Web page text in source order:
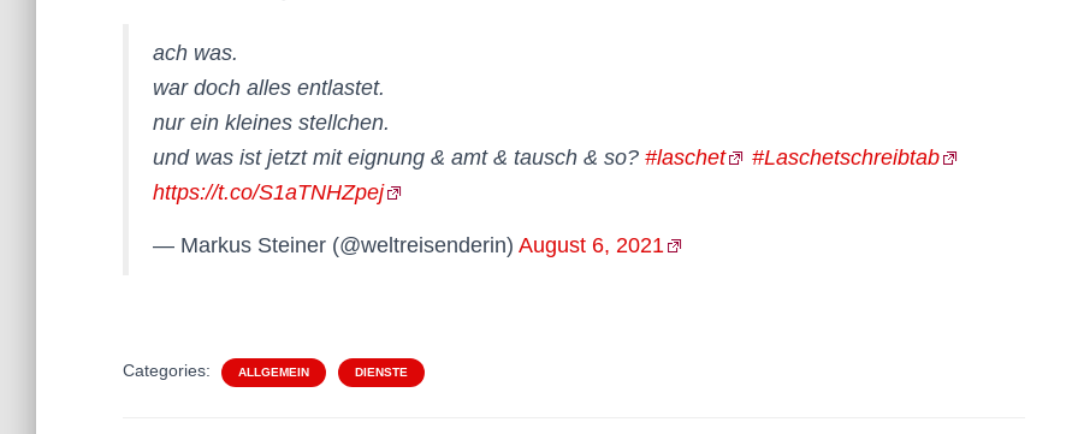
ach was.
war doch alles entlastet.
nur ein kleines stellchen.
und was ist jetzt mit eignung & amt & tausch & so? #laschet
#Laschetschreibtab
https://t.co/S1aTNHZpej
— Markus Steiner (@weltreisenderin) August 6, 2021
Categories: ALLGEMEIN DIENSTE